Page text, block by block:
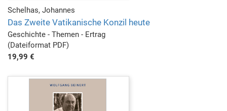
Schelhas, Johannes
Das Zweite Vatikanische Konzil heute
Geschichte - Themen - Ertrag
(Dateiformat PDF)
19,99 €